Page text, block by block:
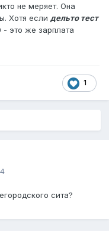
не меряет. Она
Хотя если дельто тест
это же зарплата
1
сита?